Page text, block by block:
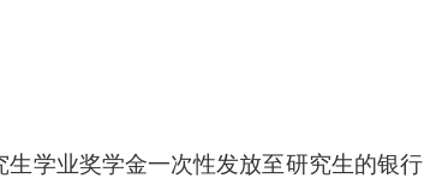
学业奖学金一次性发放至研究生的银行